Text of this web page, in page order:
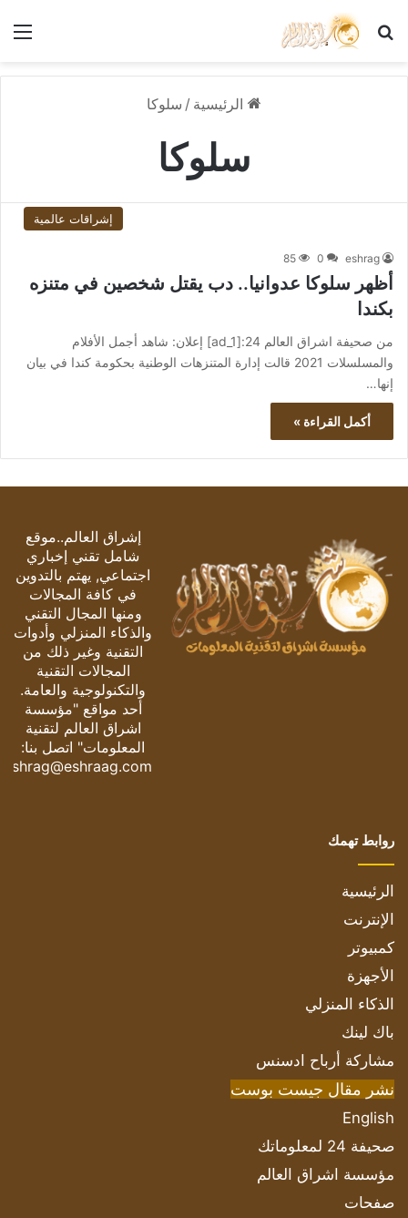
بحث عن
الرئيسية / سلوكا
سلوكا
إشراقات عالمية
eshrag
0
85
أظهر سلوكا عدوانيا.. دب يقتل شخصين في متنزه
بكندا
من صحيفة اشراق العالم 24:[ad_1] إعلان: شاهد أجمل الأفلام
والمسلسلات 2021 قالت إدارة المتنزهات الوطنية بحكومة كندا في بيان
إنها…
أكمل القراءة »
إشراق العالم..موقع
شامل تقني إخباري
اجتماعي, يهتم بالتدوين
في كافة المجالات
ومنها المجال التقني
والذكاء المنزلي وأدوات
التقنية وغير ذلك من
المجالات التقنية
والتكنولوجية والعامة.
أحد مواقع "مؤسسة
اشراق العالم لتقنية
المعلومات" اتصل بنا:
eshrag@eshraag.com
روابط تهمك
الرئيسية
الإنترنت
كمبيوتر
الأجهزة
الذكاء المنزلي
باك لينك
مشاركة أرباح ادسنس
نشر مقال جيست بوست
English
صحيفة 24 لمعلوماتك
مؤسسة اشراق العالم
صفحات